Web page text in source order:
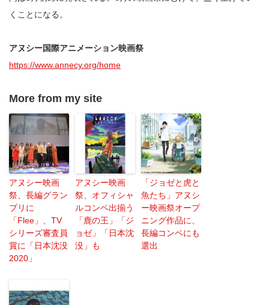
くことになる。
アヌシー国際アニメーション映画祭
https://www.annecy.org/home
More from my site
アヌシー映画
祭、長編グラン
プリに
「Flee」、TV
シリーズ審査員
賞に「日本沈没
2020」
アヌシー映画
祭、オフィシャ
ルコンペ出揃う
「鹿の王」「ジ
ョゼ」「日本沈
没」も
「ジョゼと虎と
魚たち」アヌシ
ー映画祭オープ
ニング作品に、
長編コンペにも
選出